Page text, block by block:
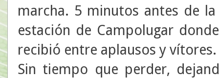
marcha. 5 minutos antes de
estación de Campolugar
recibió entre aplausos y vítores.
Sin tiempo que perder,